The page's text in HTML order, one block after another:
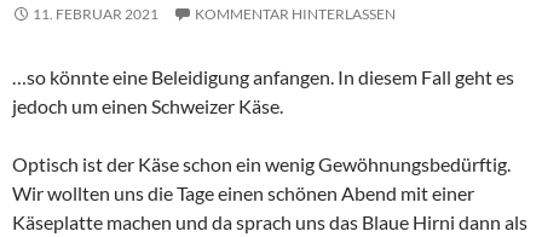
11. FEBRUAR 2021 KOMMENTAR HINTERLASSEN
…so könnte eine Beleidigung anfangen. In diesem Fall geht es
jedoch um einen Schweizer Käse.
Optisch ist der Käse schon ein wenig Gewöhnungsbedürftig.
Wir wollten uns die Tage einen schönen Abend mit einer
Käseplatte machen und da sprach uns das Blaue Hirni dann als